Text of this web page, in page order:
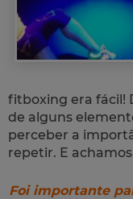
fitboxing era fácil!
de alguns
perceber a
repetir. E
Foi importante